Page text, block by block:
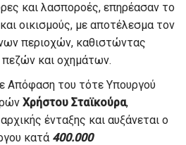
και λασποροές, επηρέασαν το
οικισμούς, με αποτέλεσμα τον
περιοχών, καθιστώντας
πεζών και οχημάτων.
Απόφαση του τότε Υπουργού
Χρήστου Σταϊκούρα,
ένταξης και αυξάνεται ο
κατά 400.000